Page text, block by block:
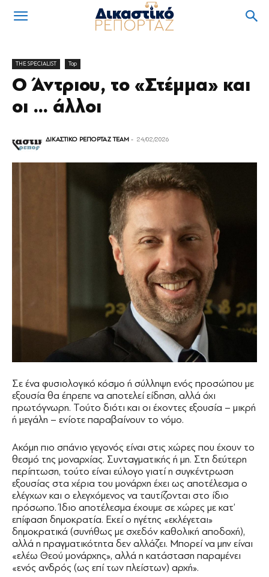
THE SPECIALIST Top
Ο Άντριου, το «Στέμμα» και
οι … άλλοι
ΔΙΚΑΣΤΙΚΟ ΡΕΠΟΡΤΑΖ TEAM - 24/02/2026
Σε ένα φυσιολογικό κόσμο ή σύλληψη ενός προσώπου με
εξουσία θα έπρεπε να αποτελεί είδηση, αλλά όχι
πρωτόγνωρη. Τούτο διότι και οι έχοντες εξουσία – μικρή
ή μεγάλη – ενίοτε παραβαίνουν το νόμο.
Ακόμη πιο σπάνιο γεγονός είναι στις χώρες που έχουν το
θεσμό της μοναρχίας. Συνταγματικής ή μη. Στη δεύτερη
περίπτωση, τούτο είναι εύλογο γιατί η συγκέντρωση
εξουσίας στα χέρια του μονάρχη έχει ως αποτέλεσμα ο
ελέγχων και ο ελεγχόμενος να ταυτίζονται στο ίδιο
πρόσωπο. Ίδιο αποτέλεσμα έχουμε σε χώρες με κατ’
επίφαση δημοκρατία. Εκεί ο ηγέτης «εκλέγεται»
δημοκρατικά (συνήθως με σχεδόν καθολική αποδοχή),
αλλά η πραγματικότητα δεν αλλάζει. Μπορεί να μην είναι
«ελέω Θεού μονάρχης», αλλά η κατάσταση παραμένει
«ενός ανδρός (ως επί των πλείστων) αρχή».